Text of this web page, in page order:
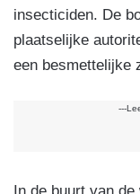
insecticiden. De
plaatselijke
een besmettelijke
---